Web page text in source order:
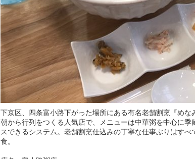
下京区、四条富小路下がった場所にある有名老舗割烹『めな
朝から行列をつくる人気店で、メニューは中華粥を中心に
スできるシステム。老舗割烹仕込みの丁寧な仕事ぶりはす
食。